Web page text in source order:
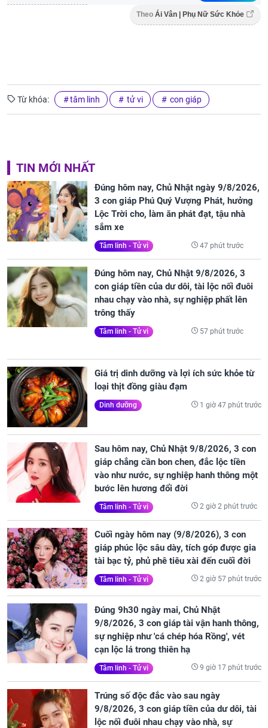
Theo Ái Vân | Phụ Nữ Sức Khỏe
Từ khóa: tâm linh tử vi con giáp
TIN MỚI NHẤT
Đúng hôm nay, Chủ Nhật ngày 9/8/2026,
3 con giáp Phú Quý Vượng Phát, hưởng
Lộc Trời cho, làm ăn phát đạt, tậu nhà
sắm xe
Tâm linh - Tử vi 47 phút trước
Đúng hôm nay, Chủ Nhật 9/8/2026, 3
con giáp tiền của dư dôi, tài lộc nối đuôi
nhau chạy vào nhà, sự nghiệp phất lên
trông thấy
Tâm linh - Tử vi 57 phút trước
Giá trị dinh dưỡng và lợi ích sức khỏe từ
loại thịt đồng giàu đạm
Dinh dưỡng 1 giờ 47 phút trước
Sau hôm nay, Chủ Nhật 9/8/2026, 3 con
giáp chẳng cần bon chen, đắc lộc tiền
vào như nước, sự nghiệp hanh thông một
bước lên hương đổi đời
Tâm linh - Tử vi 2 giờ 2 phút trước
Cuối ngày hôm nay (9/8/2026), 3 con
giáp phúc lộc sâu dày, tích góp được gia
tài bạc tỷ, phủ phê tiêu xài đến cuối đời
Tâm linh - Tử vi 2 giờ 57 phút trước
Đúng 9h30 ngày mai, Chủ Nhật
9/8/2026, 3 con giáp tài vận hanh thông,
sự nghiệp như 'cá chép hóa Rồng', vét
cạn lộc lá trong thiên hạ
Tâm linh - Tử vi 9 giờ 17 phút trước
Trúng số độc đắc vào sau ngày
9/8/2026, 3 con giáp tiền của dư dôi, tài
lộc nối đuôi nhau chạy vào nhà, sự